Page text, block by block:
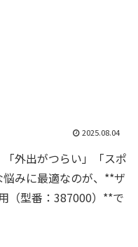
2025.08.04
外出がつらい」「スポ
みに最適なのが、**ザ
（型番：387000）**で